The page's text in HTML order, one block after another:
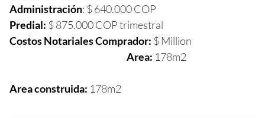
Administración: $ 640.000 COP
Predial: $ 875.000 COP trimestral
Costos Notariales Comprador: $ Million
Area: 178m2
Area construida: 178m2